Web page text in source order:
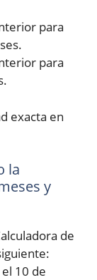
para
para
exacta en
la
y
de
10 de